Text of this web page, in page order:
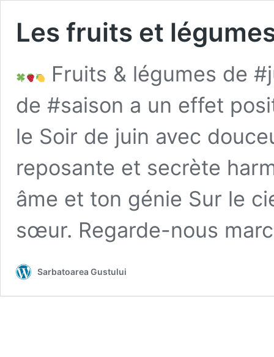
Les fruits et
Fruits & légumes de
de #saison a un effet
le Soir de juin avec
reposante et secrète
âme et ton génie Sur le
sœur. Regarde-nous
Sarbatoarea Gustului